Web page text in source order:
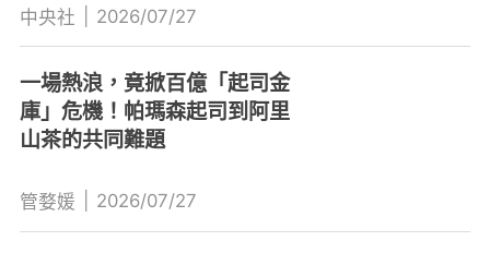
中央社 2026/07/27
一場熱浪，竟掀百億「起司金
庫」危機！帕瑪森起司到阿里
山茶的共同難題
管婺媛 2026/07/27